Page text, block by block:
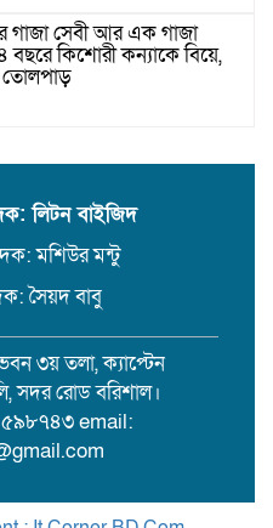
গাজা সেবী আর এক গাজা
বছরে কিশোরী কন্যাকে বিয়ে,
তোলপাড়
প্রতিশ্রুতি থেকে রাজনৈতিক
যাচ্ছে বাংলাদেশ?
সাধারণ সম্পাদকের
জেলা সাংবাদিক ইউনিয়নের
৮ এর অভিযানে গ্রেফতার
লিটন বাইজিদ
মশিউর মন্টু
সৈয়দ বাবু
৩য় তলা, ক্যাপ্টেন
সদর রোড বরিশাল।
email: